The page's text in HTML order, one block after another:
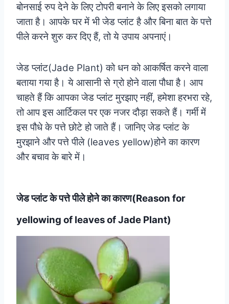
बोनसाई रुप देने के लिए टोपरी बनाने के लिए इसको लगाया
जाता है। आपके घर में भी जेड प्लांट है और बिना बात के पत्ते
पीले करने शुरु कर दिए हैं, तो ये उपाय अपनाएं।
जेड प्लांट(Jade Plant) को धन को आकर्षित करने वाला
बताया गया है। ये आसानी से ग्रो होने वाला पौधा है। आप
चाहते हैं कि आपका जेड प्लांट मुरझाए नहीं, हमेशा हरभरा रहे,
तो आप इस आर्टिकल पर एक नजर दौड़ा सकते हैं। गर्मी में
इस पौधे के पत्ते छोटे हो जाते हैं। जानिए जेड प्लांट के
मुरझाने और पत्ते पीले (leaves yellow)होने का कारण
और बचाव के बारे में।
जेड प्लांट के पत्ते पीले होने का कारण(Reason for
yellowing of leaves of Jade Plant)